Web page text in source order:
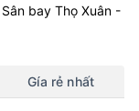
bay Thọ Xuân -
Gía rẻ nhất